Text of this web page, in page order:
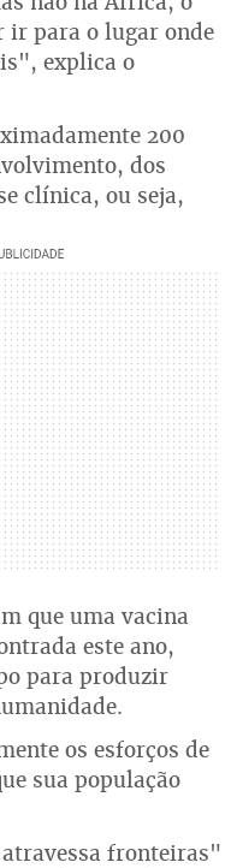
ir para o lugar onde
explica o
200
dos
clínica, ou seja,
que uma vacina
este ano,
para produzir
os esforços de
sua população
fronteiras"